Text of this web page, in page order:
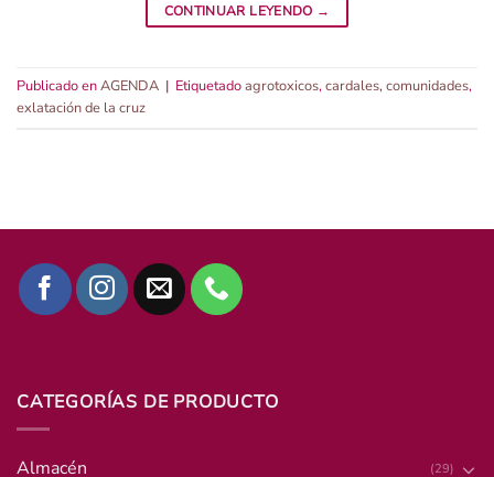
CONTINUAR LEYENDO →
Publicado enAGENDA | Etiquetadoagrotoxicos,cardales,comunidades,
exlatación de la cruz
CATEGORÍAS DE PRODUCTO
Almacén (29)